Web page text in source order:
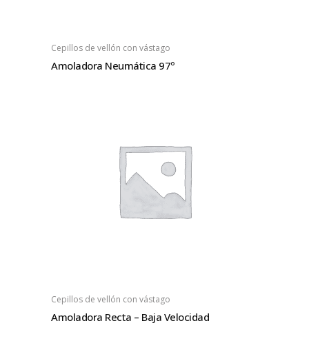
Cepillos de vellón con vástago
Amoladora Neumática 97º
Cepillos de vellón con vástago
Amoladora Recta – Baja Velocidad